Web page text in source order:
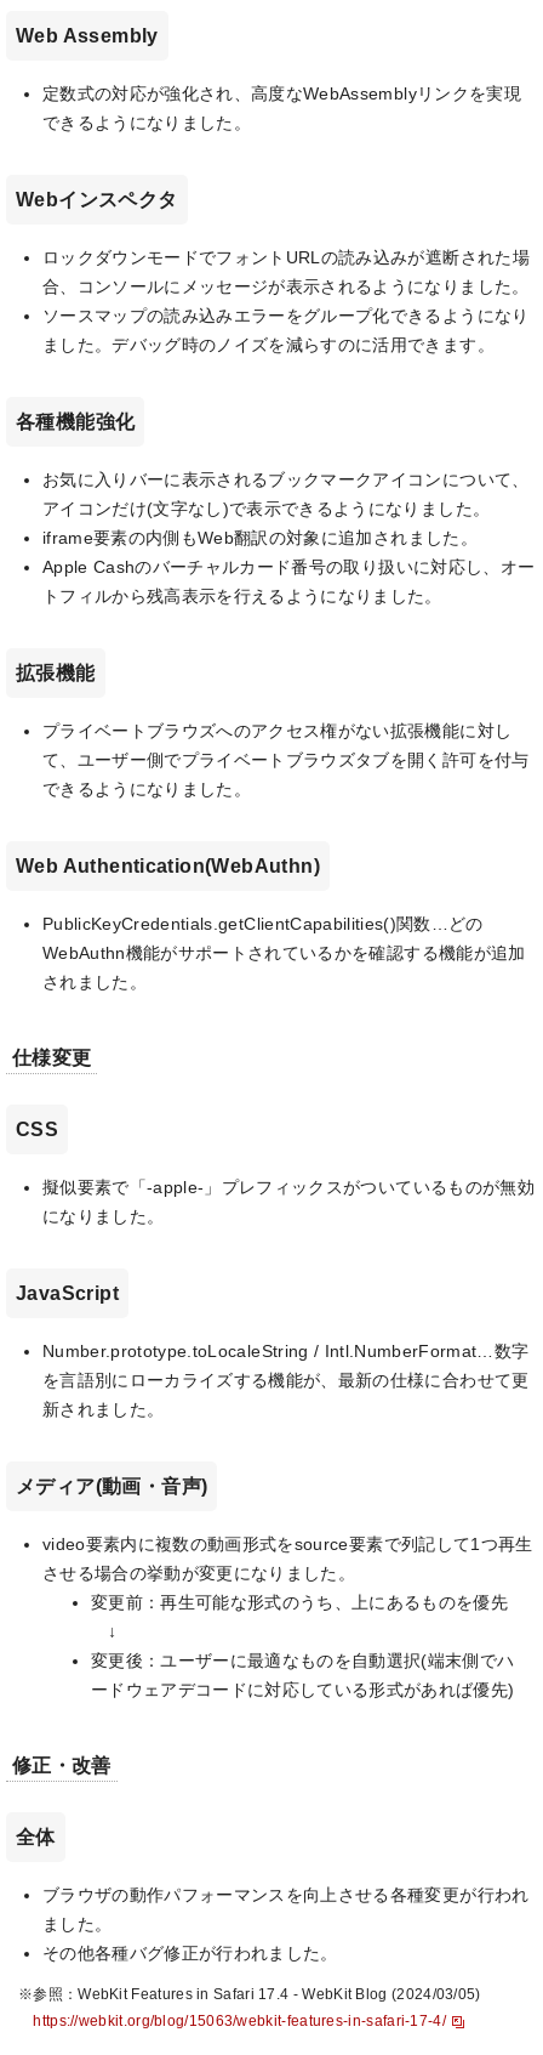
Web Assembly
定数式の対応が強化され、高度なWebAssemblyリンクを実現
できるようになりました。
Webインスペクタ
ロックダウンモードでフォントURLの読み込みが遮断された場
合、コンソールにメッセージが表示されるようになりました。
ソースマップの読み込みエラーをグループ化できるようになり
ました。デバッグ時のノイズを減らすのに活用できます。
各種機能強化
お気に入りバーに表示されるブックマークアイコンについて、
アイコンだけ(文字なし)で表示できるようになりました。
iframe要素の内側もWeb翻訳の対象に追加されました。
Apple Cashのバーチャルカード番号の取り扱いに対応し、オー
トフィルから残高表示を行えるようになりました。
拡張機能
プライベートブラウズへのアクセス権がない拡張機能に対し
て、ユーザー側でプライベートブラウズタブを開く許可を付与
できるようになりました。
Web Authentication(WebAuthn)
PublicKeyCredentials.getClientCapabilities()関数…どの
WebAuthn機能がサポートされているかを確認する機能が追加
されました。
仕様変更
CSS
擬似要素で「-apple-」プレフィックスがついているものが無効
になりました。
JavaScript
Number.prototype.toLocaleString / Intl.NumberFormat…数字
を言語別にローカライズする機能が、最新の仕様に合わせて更
新されました。
メディア(動画・音声)
video要素内に複数の動画形式をsource要素で列記して1つ再生
させる場合の挙動が変更になりました。
変更前：再生可能な形式のうち、上にあるものを優先
↓
変更後：ユーザーに最適なものを自動選択(端末側でハ
ードウェアデコードに対応している形式があれば優先)
修正・改善
全体
ブラウザの動作パフォーマンスを向上させる各種変更が行われ
ました。
その他各種バグ修正が行われました。
※参照：WebKit Features in Safari 17.4 - WebKit Blog (2024/03/05)
https://webkit.org/blog/15063/webkit-features-in-safari-17-4/